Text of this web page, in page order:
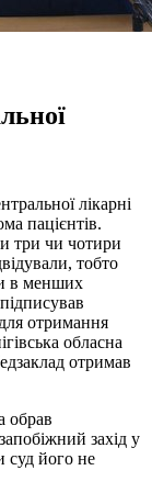
лікарні
пацієнтів.
три чи чотири
тобто
в менших
отримання
обласна
отримав
обрав
захід у
суд його не